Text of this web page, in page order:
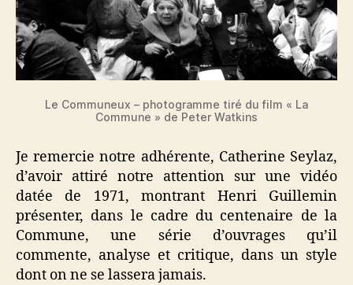
Le Communeux – photogramme tiré du film « La
Commune » de Peter Watkins
Je remercie notre adhérente, Catherine Seylaz,
d’avoir attiré notre attention sur une vidéo
datée de 1971, montrant Henri Guillemin
présenter, dans le cadre du centenaire de la
Commune, une série d’ouvrages qu’il
commente, analyse et critique, dans un style
dont on ne se lassera jamais.